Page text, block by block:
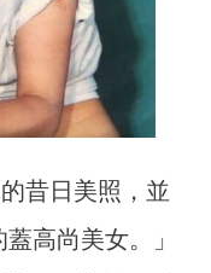
昔日美照，並
高尚美女。」